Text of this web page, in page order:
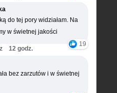
do tej pory widziałam. Na
w świetnej jakości
19
12 godz.
bez zarzutów i w świetnej